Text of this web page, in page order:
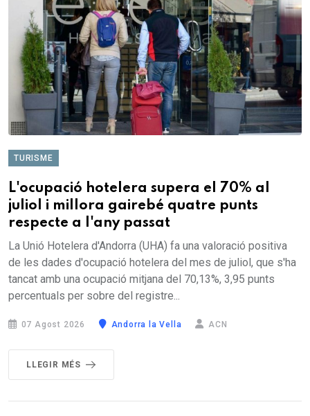
TURISME
L'ocupació hotelera supera el 70% al
juliol i millora gairebé quatre punts
respecte a l'any passat
La Unió Hotelera d'Andorra (UHA) fa una valoració positiva
de les dades d'ocupació hotelera del mes de juliol, que s'ha
tancat amb una ocupació mitjana del 70,13%, 3,95 punts
percentuals per sobre del registre...
07 Agost 2026 Andorra la Vella ACN
LLEGIR MÉS